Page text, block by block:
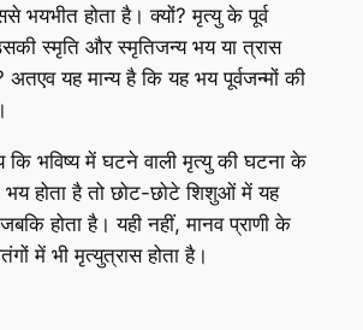
भयभीत होता है। क्यों? मृत्यु के पूर्व
स्मृति और स्मृतिजन्य भय या त्रास
यह मान्य है कि यह भय पूर्वजन्मों की
कि भविष्य में घटने वाली मृत्यु की घटना के
होता है तो छोट-छोटे शिशुओं में यह
जबकि होता है। यही नहीं, मानव प्राणी के
में भी मृत्युत्रास होता है।